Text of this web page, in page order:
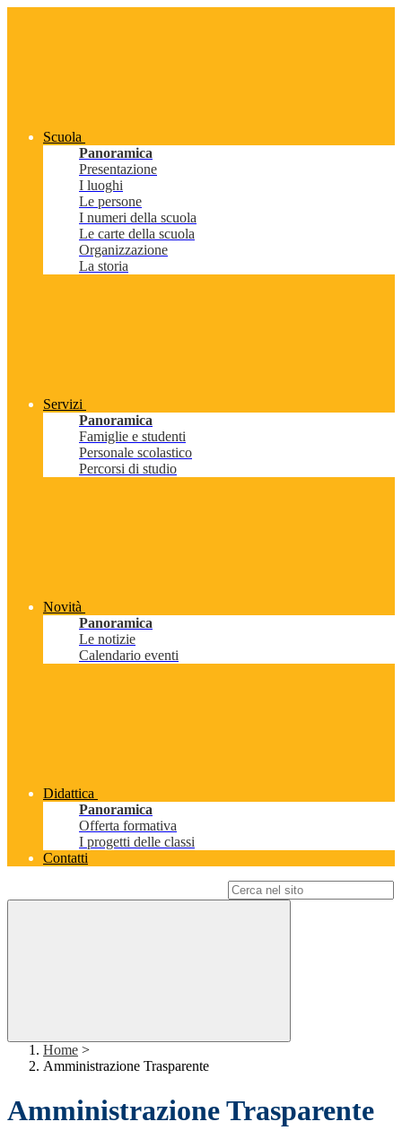
Scuola
Panoramica
Presentazione
I luoghi
Le persone
I numeri della scuola
Le carte della scuola
Organizzazione
La storia
Servizi
Panoramica
Famiglie e studenti
Personale scolastico
Percorsi di studio
Novità
Panoramica
Le notizie
Calendario eventi
Didattica
Panoramica
Offerta formativa
I progetti delle classi
Contatti
Home >
Amministrazione Trasparente
Amministrazione Trasparente